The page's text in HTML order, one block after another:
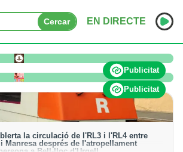
Cercar EN DIRECTE
INICI
NOTÍCIES
PODCASTS
PROGRAMES
significatives
Publicitat
Publicitat
la circulació de l'RL3 i l'RL4 entre
Manresa després de l'atropellament